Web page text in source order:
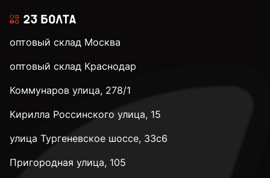
оптовый склад Москва
оптовый склад Краснодар
Коммунаров улица, 278/1
Кирилла Россинского улица, 15
улица Тургеневское шоссе, 33с6
Пригородная улица, 105